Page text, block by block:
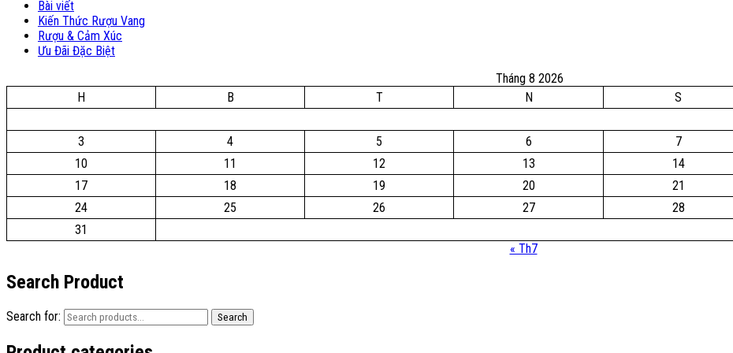
Bài viết
Kiến Thức Rượu Vang
Rượu & Cảm Xúc
Ưu Đãi Đặc Biệt
Tháng 8 2026
H
B T N S
3
4 5 6 7
10
11 12 13 14
17
18 19 20 21
24
25 26 27 28
31
« Th7
Search Product
Search for: Search